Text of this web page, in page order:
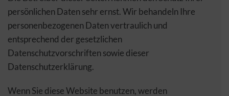
persönlichen Daten sehr ernst. Wir behandeln Ihre
personenbezogenen Daten vertraulich und
entsprechend der gesetzlichen
Datenschutzvorschriften sowie dieser
Datenschutzerklärung.
Wenn Sie diese Website benutzen, werden